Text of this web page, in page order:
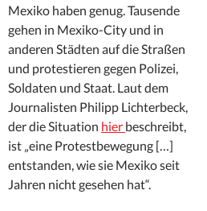
Mexiko haben genug. Tausende
gehen in Mexiko-City und in
anderen Städten auf die Straßen
und protestieren gegen Polizei,
Soldaten und Staat. Laut dem
Journalisten Philipp Lichterbeck,
der die Situation hier beschreibt,
ist „eine Protestbewegung […]
entstanden, wie sie Mexiko seit
Jahren nicht gesehen hat“.